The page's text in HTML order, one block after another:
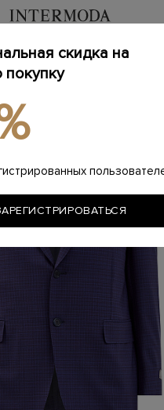
/ Одежда / Костюмы
с принтом в клетку
скидка на